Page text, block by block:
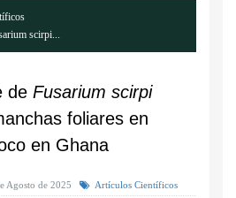
scirpi...
de Fusarium scirpi
foliares en
en Ghana
Agosto de 2025 Artículos Científicos